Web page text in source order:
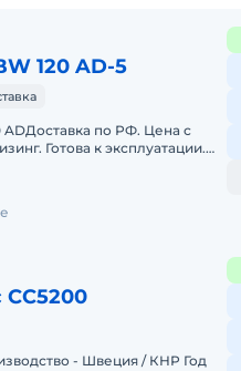
120 AD-5
ADДоставка по РФ. Цена с
Готова к эксплуатации.